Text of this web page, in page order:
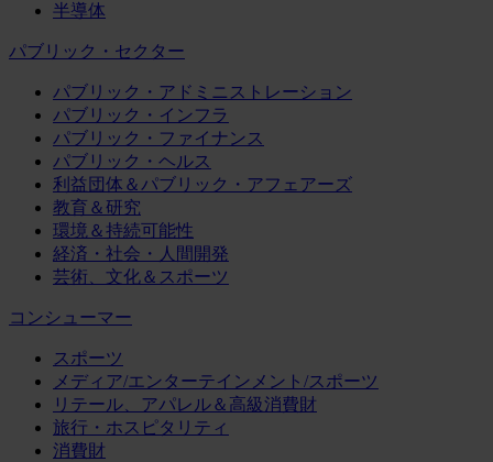
半導体
パブリック・セクター
パブリック・アドミニストレーション
パブリック・インフラ
パブリック・ファイナンス
パブリック・ヘルス
利益団体＆パブリック・アフェアーズ
教育＆研究
環境＆持続可能性
経済・社会・人間開発
芸術、文化＆スポーツ
コンシューマー
スポーツ
メディア/エンターテインメント/スポーツ
リテール、アパレル＆高級消費財
旅行・ホスピタリティ
消費財